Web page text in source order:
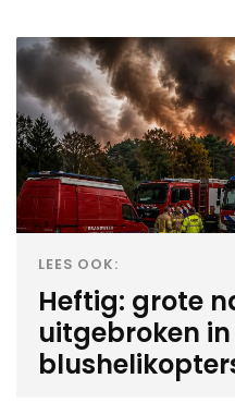
LEES OOK:
Heftig: grote
uitgebroken